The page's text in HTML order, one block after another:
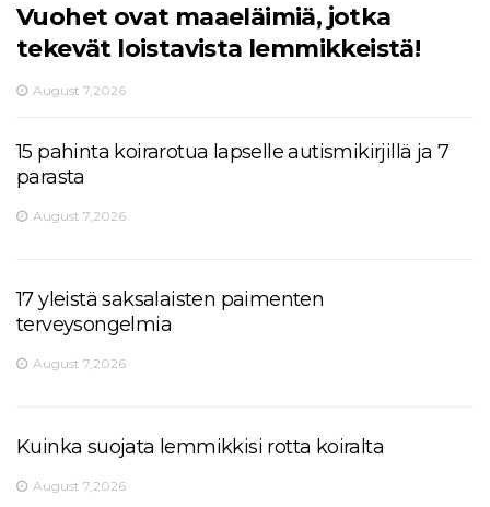
Vuohet ovat maaeläimiä, jotka
tekevät loistavista lemmikkeistä!
August 7,2026
15 pahinta koirarotua lapselle autismikirjillä ja 7
parasta
August 7,2026
17 yleistä saksalaisten paimenten
terveysongelmia
August 7,2026
Kuinka suojata lemmikkisi rotta koiralta
August 7,2026